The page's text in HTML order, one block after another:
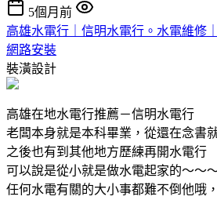
5個月前
高雄水電行｜信明水電行。水電維修
網路安裝
裝潢設計
高雄在地水電行推薦－信明水電行
老闆本身就是本科畢業，從還在念書
之後也有到其他地方歷練再開水電行
可以說是從小就是做水電起家的～～
任何水電有關的大小事都難不倒他哦